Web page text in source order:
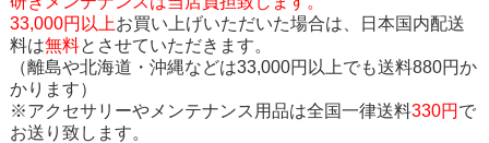
33,000円以上お買い上げいただいた場合は、日本国内配送
料は無料とさせていただきます。
（離島や北海道・沖縄などは33,000円以上でも送料880円か
かります）
※アクセサリーやメンテナンス用品は全国一律送料330円 で
お送り致します。